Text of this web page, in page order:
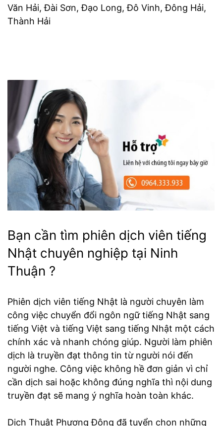
Văn Hải, Đài Sơn, Đạo Long, Đô Vinh, Đông Hải,
Thành Hải
Bạn cần tìm phiên dịch viên tiếng
Nhật chuyên nghiệp tại Ninh
Thuận ?
Phiên dịch viên tiếng Nhật là người chuyên làm
công việc chuyển đổi ngôn ngữ tiếng Nhật sang
tiếng Việt và tiếng Việt sang tiếng Nhật một cách
chính xác và nhanh chóng giúp. Người làm phiên
dịch là truyền đạt thông tin từ người nói đến
người nghe. Công việc không hề đơn giản vì chỉ
cần dịch sai hoặc không đúng nghĩa thì nội dung
truyền đạt sẽ mang ý nghĩa hoàn toàn khác.
Dịch Thuật Phương Đông đã tuyển chọn những